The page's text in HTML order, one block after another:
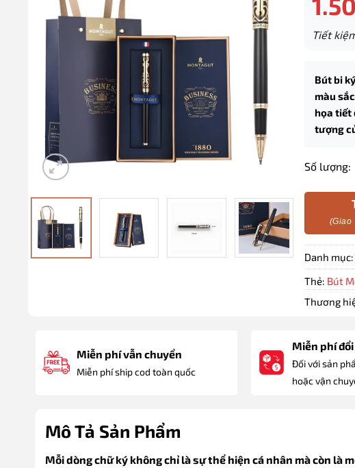
Tiết
Bút bi
màu
họa tiết
tượng
Số lượng:
Danh mục:
Thẻ: Bút
Thương
Miễn phí vẫn chuyển
Miễn phí ship cod toàn quốc
Miễn phí
Đối với sản
hoặc vận
Mô Tả Sản Phẩm
Mỗi dòng chữ ký không chỉ là sự thể hiện cá nhân mà còn là